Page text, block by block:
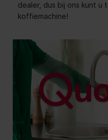
dealer, dus bij ons kunt u
koffiemachine!